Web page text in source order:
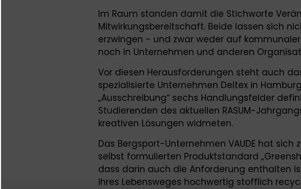
Im Raum standen damit die Stichworte
Mitwirkungsbereitschaft. Beide lassen sich
erzwingen - und zwar weder auf
noch in Unternehmen und anderen
Vor diesen Herausforderungen steht auch
spezialisierte Unternehmen Deltex in
„Ausschreibung“ sechs Handlungsfelder
Studierenden des aktuellen RASUM-
kreativen Lösungen widmeten.
Das Bergsport-Unternehmen VAUDE hat sich
selbst formulierten Produktstandard
dass darin auch die Anforderung enthalten
ihres Lebensweges hochwertig stofflich